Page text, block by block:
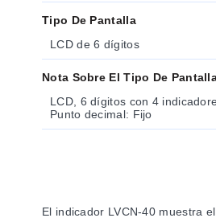
Tipo De Pantalla
LCD de 6 dígitos
Nota Sobre El Tipo De
LCD, 6 dígitos con 4 indicadores de relé Unidades: Ingeniería
Punto decimal: Fijo
El indicador LVCN-40 muestra